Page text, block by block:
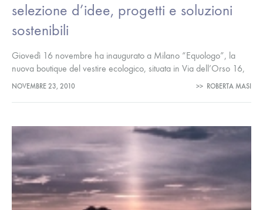
selezione d’idee, progetti e soluzioni
sostenibili
Giovedì 16 novembre ha inaugurato a Milano “Equologo”, la
nuova boutique del vestire ecologico, situata in Via dell’Orso 16,
nei pressi di Brera (MM Cairoli). Si accede al negozio entrando…
NOVEMBRE 23, 2010 >> ROBERTA MASI